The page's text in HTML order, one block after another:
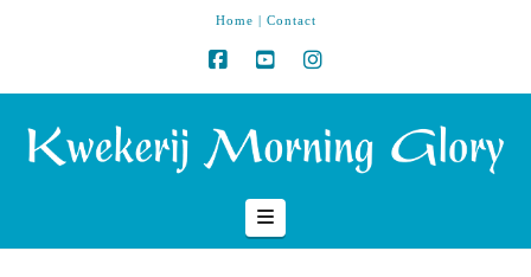
Home | Contact
Navigation